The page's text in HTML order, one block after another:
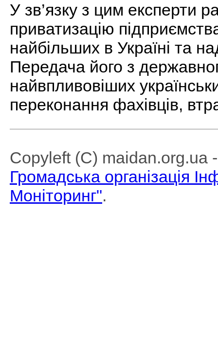
У зв’язку з цим експерти
приватизацію
найбільших в Україні та
Передача його з
найвпливовіших
переконання фахівців,
Copyleft (C) maidan.org.ua
Громадська організація
Моніторинг".